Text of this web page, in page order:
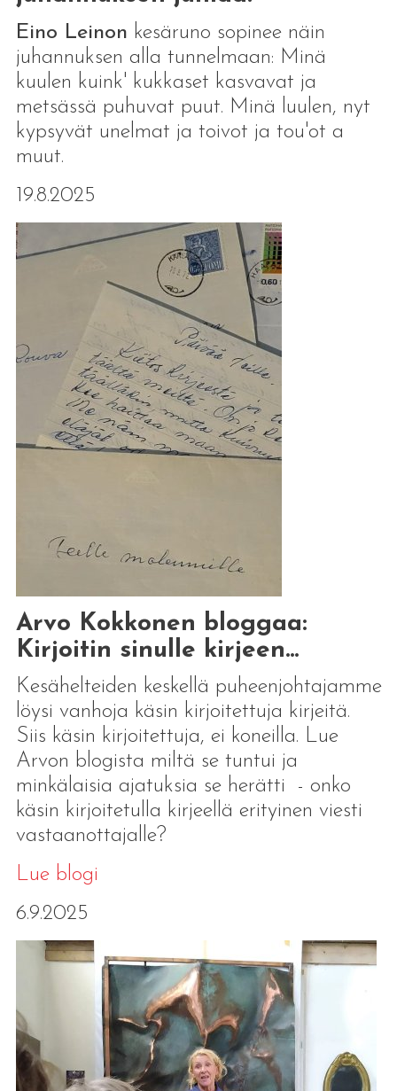
Eino Leinon kesäruno sopinee näin
juhannuksen alla tunnelmaan: Minä
kuulen kuink' kukkaset kasvavat ja
metsässä puhuvat puut. Minä luulen, nyt
kypsyvät unelmat ja toivot ja tou'ot a
muut.
19.8.2025
Arvo Kokkonen bloggaa:
Kirjoitin sinulle kirjeen...
Kesähelteiden keskellä puheenjohtajamme
löysi vanhoja käsin kirjoitettuja kirjeitä.
Siis käsin kirjoitettuja, ei koneilla. Lue
Arvon blogista miltä se tuntui ja
minkälaisia ajatuksia se herätti - onko
käsin kirjoitetulla kirjeellä erityinen viesti
vastaanottajalle?
Lue blogi
6.9.2025